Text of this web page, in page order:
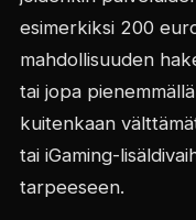
esimerkiksi 200
mahdollisuuden
tai jopa
kuitenkaan
tai iGaming-
tarpeeseen.